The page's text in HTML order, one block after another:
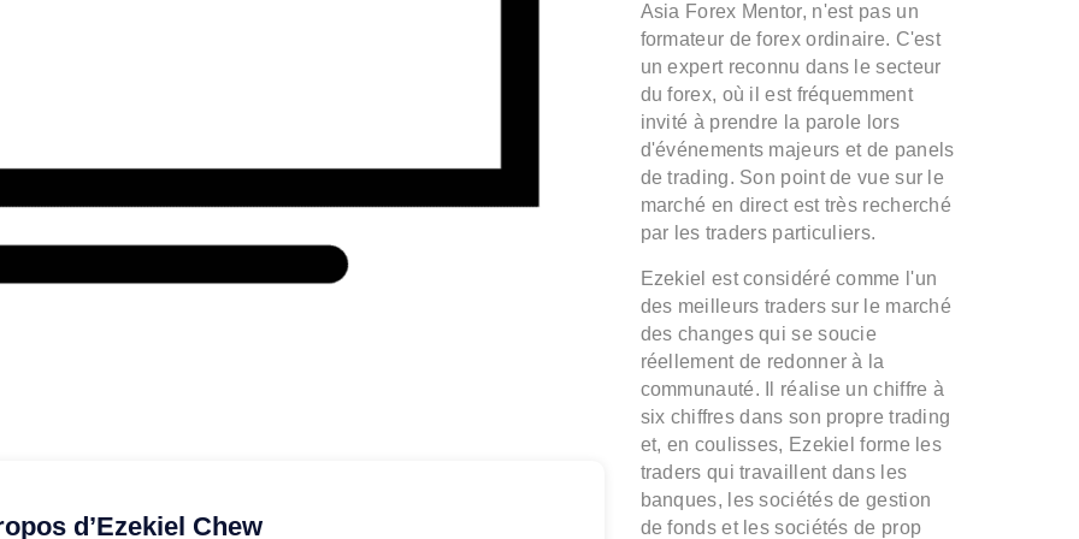
d’Ezekiel Chew
Asia Forex Mentor, n'est pas un
formateur de forex ordinaire. C'est
un expert reconnu dans le secteur
du forex, où il est fréquemment
invité à prendre la parole lors
d'événements majeurs et de panels
de trading. Son point de vue sur le
marché en direct est très recherché
par les traders particuliers.
Ezekiel est considéré comme l'un
des meilleurs traders sur le marché
des changes qui se soucie
réellement de redonner à la
communauté. Il réalise un chiffre à
six chiffres dans son propre trading
et, en coulisses, Ezekiel forme les
traders qui travaillent dans les
banques, les sociétés de gestion
de fonds et les sociétés de prop